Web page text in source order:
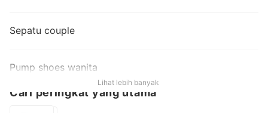
Sepatu couple
Pump shoes wanita
Lihat lebih banyak
Cari peringkat yang utama